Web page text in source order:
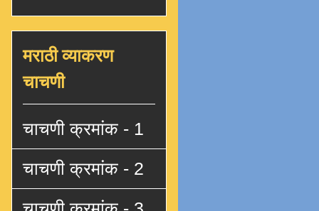
मराठी व्याकरण
चाचणी
चाचणी क्रमांक - 1
चाचणी क्रमांक - 2